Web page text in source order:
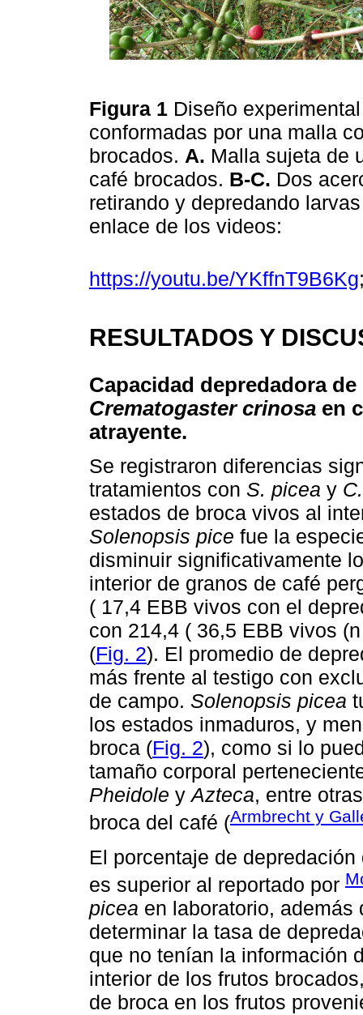
Figura 1 Diseño
conformadas por una malla
brocados. A. Malla sujeta de
café brocados. B-C. Dos
retirando y depredando
enlace de los videos:
https://youtu.be/YKffnT9B6Kg
RESULTADOS Y
Capacidad depredadora
Crematogaster crinosa en
atrayente.
Se registraron diferencias
tratamientos con S. picea y
estados de broca vivos al
Solenopsis pice fue la
disminuir significativamente
interior de granos de café
( 17,4 EBB vivos con el
con 214,4 ( 36,5 EBB vivos
(Fig. 2). El promedio de
más frente al testigo con
de campo. Solenopsis picea
los estados inmaduros, y
broca (Fig. 2), como si lo
tamaño corporal
Pheidole yAzteca, entre
broca del café (Armbrecht y
El porcentaje de
es superior al reportado por
picea en laboratorio, además
determinar la tasa de
que no tenían la información
interior de los frutos
de broca en los frutos